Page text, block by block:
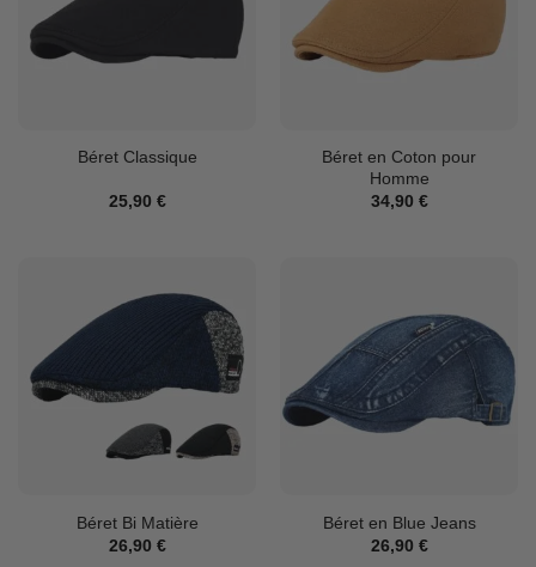
Béret Classique
25,90 €
Béret en Coton pour
Homme
34,90 €
Béret Bi Matière
26,90 €
Béret en Blue Jeans
26,90 €